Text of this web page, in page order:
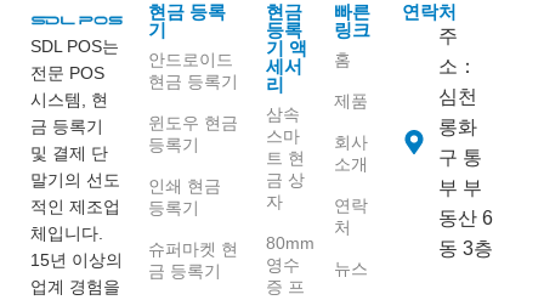
SDL POS는
전문 POS
시스템, 현
금 등록기
및 결제 단
말기의 선도
적인 제조업
체입니다.
15년 이상의
업계 경험을
현금 등록
기
안드로이드
현금 등록기
윈도우 현금
등록기
인쇄 현금
등록기
슈퍼마켓 현
금 등록기
현금
등록
기 액
세서
리
삼속
스마
트 현
금 상
자
80mm
영수
증 프
빠른
링크
홈
제품
회사
소개
연락
처
뉴스
연락처
주
소：
심천
롱화
구 통
부 부
동산 6
동 3층